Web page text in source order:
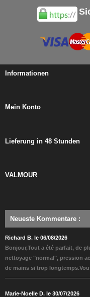
Informationen
Mein Konto
Lieferung in 48 Stunden
VALMOUR
Neueste Kommentare :
Richard B. le 06/08/2026
Bonjour,Tout a été parfait, de
nettoyage "normal", pression
de mains si trop
Marie-Noelle D. le 30/07/2026